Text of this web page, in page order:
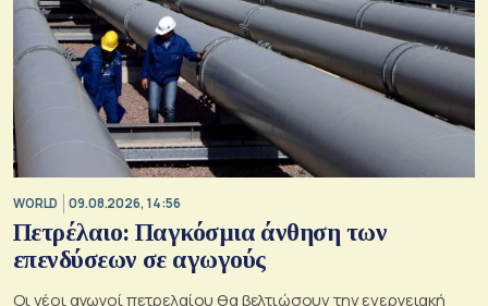
WORLD 09.08.2026, 14:56
Πετρέλαιο: Παγκόσμια άνθηση των
επενδύσεων σε αγωγούς
Οι νέοι αγωγοί πετρελαίου θα βελτιώσουν την ενεργειακή